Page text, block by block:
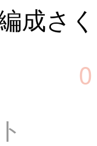
成さ
0